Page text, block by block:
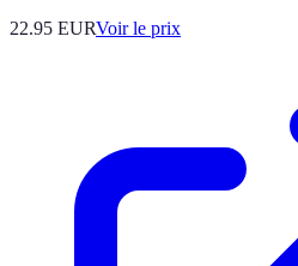
22.95 EURVoir le prix